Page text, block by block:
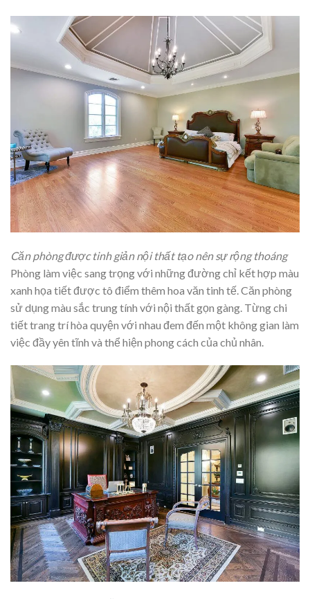
Căn phòng được tinh giản nội thất tạo nên sự rộng thoáng
Phòng làm việc sang trọng với những đường chỉ kết hợp màu
xanh họa tiết được tô điểm thêm hoa văn tinh tế. Căn phòng
sử dụng màu sắc trung tính với nội thất gọn gàng. Từng chi
tiết trang trí hòa quyện với nhau đem đến một không gian làm
việc đầy yên tĩnh và thể hiện phong cách của chủ nhân.